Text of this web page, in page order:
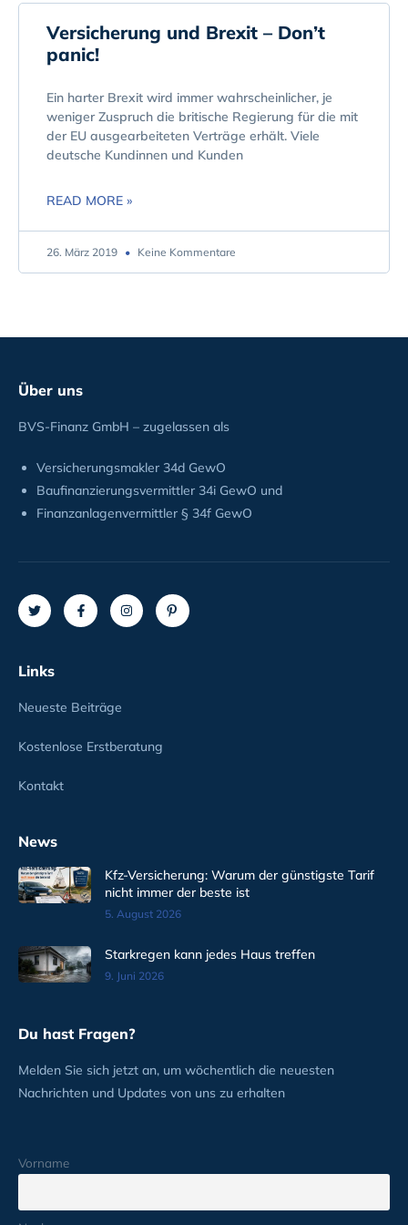
Versicherung und Brexit – Don’t
panic!
Ein harter Brexit wird immer wahrscheinlicher, je
weniger Zuspruch die britische Regierung für die mit
der EU ausgearbeiteten Verträge erhält. Viele
deutsche Kundinnen und Kunden
READ MORE »
26. März 2019 Keine Kommentare
Über uns
BVS-Finanz GmbH – zugelassen als
Versicherungsmakler 34d GewO
Baufinanzierungsvermittler 34i GewO und
Finanzanlagenvermittler § 34f GewO
Links
Neueste Beiträge
Kostenlose Erstberatung
Kontakt
News
Kfz-Versicherung: Warum der günstigste Tarif
nicht immer der beste ist
5. August 2026
Starkregen kann jedes Haus treffen
9. Juni 2026
Du hast Fragen?
Melden Sie sich jetzt an, um wöchentlich die neuesten
Nachrichten und Updates von uns zu erhalten
Vorname